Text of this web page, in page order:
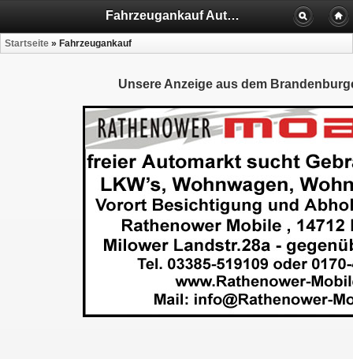
Fahrzeugankauf Autoteile-Rathenow Autoteile-Premnitz Onlineshop
Startseite » Fahrzeugankauf
Unsere Anzeige aus dem